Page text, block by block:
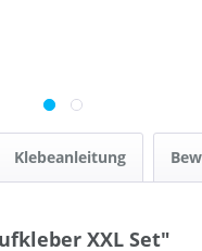
Klebeanleitung
XXL Set"